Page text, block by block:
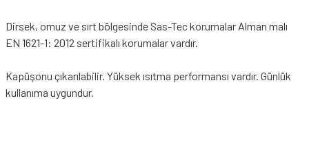
Dirsek, omuz ve sırt bölgesinde Sas-Tec korumalar Alman malı
EN 1621-1: 2012 sertifikalı korumalar vardır.
Kapüşonu çıkarılabilir. Yüksek ısıtma performansı vardır. Günlük
kullanıma uygundur.